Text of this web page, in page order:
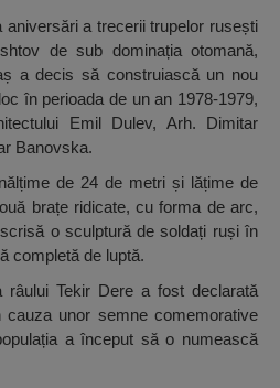
a trecerii trupelor rusești
de sub dominația otomană,
a decis să construiască un nou
în perioada de un an 1978-1979,
Emil Dulev, Arh. Dimitar
Banovska.
de 24 de metri și lățime de
brațe ridicate, cu forma de arc,
o sculptură de soldați ruși în
completă de luptă.
râului Tekir Dere a fost declarată
cauza unor semne comemorative
a început să o numească